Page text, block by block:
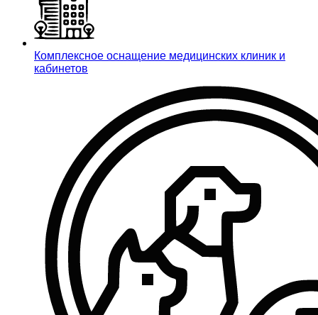
Комплексное оснащение медицинских клиник и
кабинетов